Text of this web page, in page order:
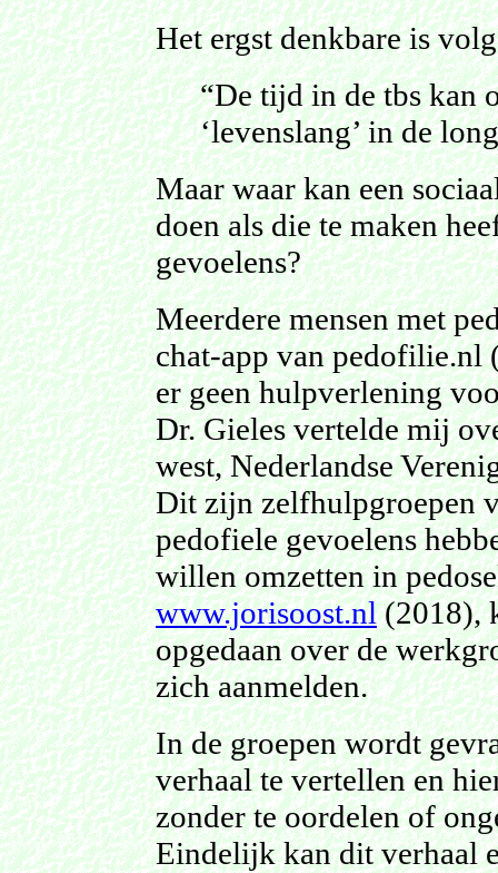
Het ergst denkbare is
“De tijd in de tbs kan
‘levenslang’ in de
Maar waar kan een
doen als die te maken
gevoelens?
Meerdere mensen met
chat-app van pedofilie.nl
er geen hulpverlening
Dr. Gieles vertelde mij
west, Nederlandse
Dit zijn zelfhulpgroepen
pedofiele gevoelens
willen omzetten in
www.jorisoost.nl(2018),
opgedaan over de
zich aanmelden.
In de groepen wordt
verhaal te vertellen en
zonder te oordelen of
Eindelijk kan dit verhaal